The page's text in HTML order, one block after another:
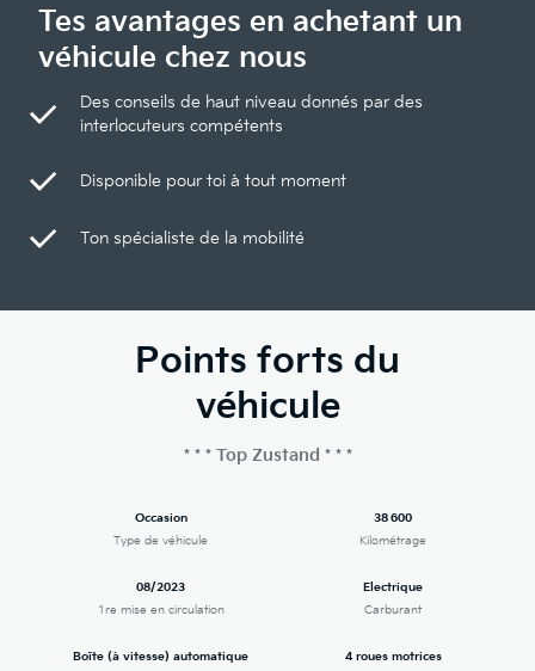
Tes avantages en achetant un
véhicule chez nous
Des conseils de haut niveau donnés par des
interlocuteurs compétents
Disponible pour toi à tout moment
Ton spécialiste de la mobilité
Points forts du
véhicule
* * * Top Zustand * * *
Occasion
Type de véhicule
38 600
Kilométrage
08/2023
1re mise en circulation
Electrique
Carburant
Boîte (à vitesse) automatique
4 roues motrices